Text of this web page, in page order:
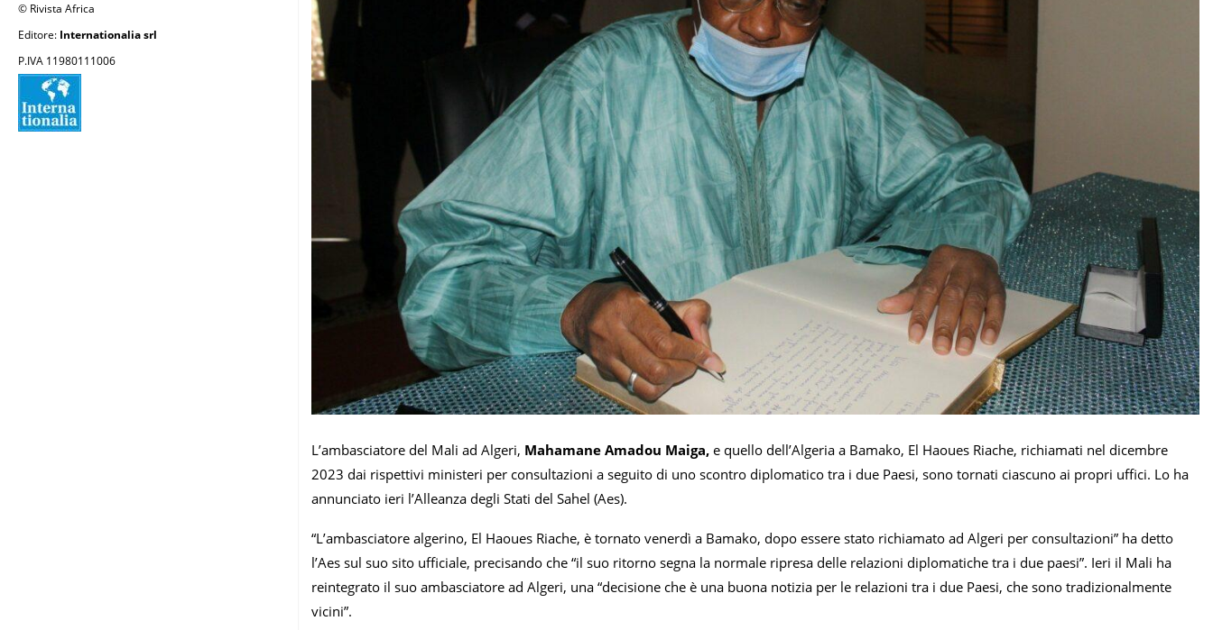
© Rivista Africa
Editore: Internationalia srl
P.IVA 11980111006
L’ambasciatore del Mali ad Algeri, Mahamane Amadou Maiga, e quello dell’Algeria a Bamako, El Haoues Riache, richiamati nel dicembre
2023 dai rispettivi ministeri per consultazioni a seguito di uno scontro diplomatico tra i due Paesi, sono tornati ciascuno ai propri uffici. Lo ha
annunciato ieri l’Alleanza degli Stati del Sahel (Aes).
“L’ambasciatore algerino, El Haoues Riache, è tornato venerdì a Bamako, dopo essere stato richiamato ad Algeri per consultazioni” ha detto
l’Aes sul suo sito ufficiale, precisando che “il suo ritorno segna la normale ripresa delle relazioni diplomatiche tra i due paesi”. Ieri il Mali ha
reintegrato il suo ambasciatore ad Algeri, una “decisione che è una buona notizia per le relazioni tra i due Paesi, che sono tradizionalmente
vicini”.